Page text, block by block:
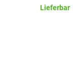
Lieferbar